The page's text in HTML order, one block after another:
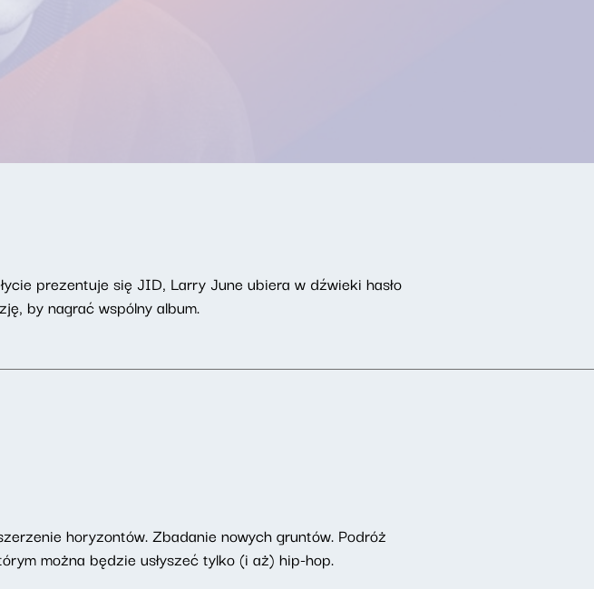
prezentuje się JID, Larry June ubiera w dźwieki hasło
by nagrać wspólny album.
horyzontów. Zbadanie nowych gruntów. Podróż
można będzie usłyszeć tylko (i aż) hip-hop.